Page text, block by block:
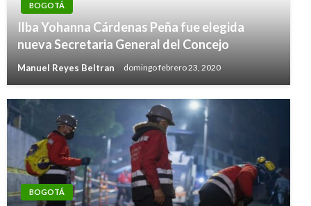
BOGOTÁ
Ilba Yohanna Cárdenas Peña fue elegida
nueva Secretaria General del Concejo
Manuel Reyes Beltran domingo febrero 23, 2020
BOGOTÁ